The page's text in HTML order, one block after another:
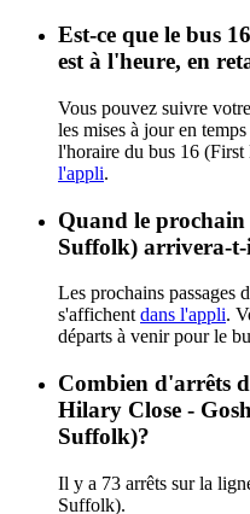
Est-ce que le bus
est à l'heure, en
Vous pouvez suivre
les mises à jour en
l'horaire du bus 16
l'appli.
Quand le
Suffolk) arrivera-
Les prochains
s'affichent dans l'appli.
départs à venir pour le
Combien d'arrêts
Hilary Close -
Suffolk)?
Il y a 73 arrêts sur la
Suffolk).